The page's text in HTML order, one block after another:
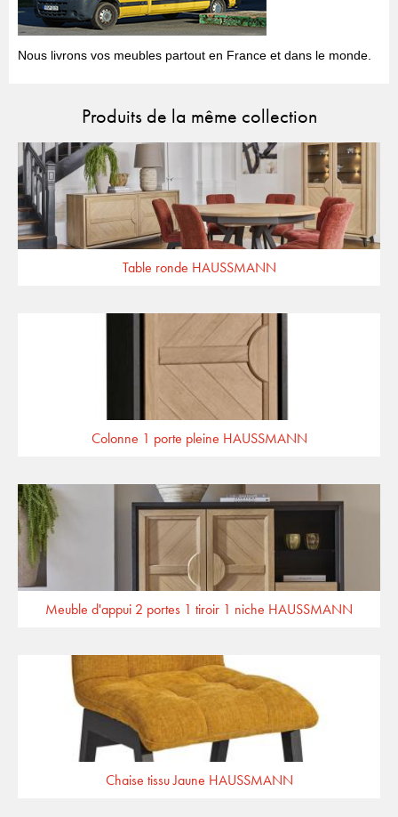
Nous livrons vos meubles partout en France et dans le monde.
Produits de la même collection
Table ronde HAUSSMANN
Colonne 1 porte pleine HAUSSMANN
Meuble d'appui 2 portes 1 tiroir 1 niche HAUSSMANN
Chaise tissu Jaune HAUSSMANN